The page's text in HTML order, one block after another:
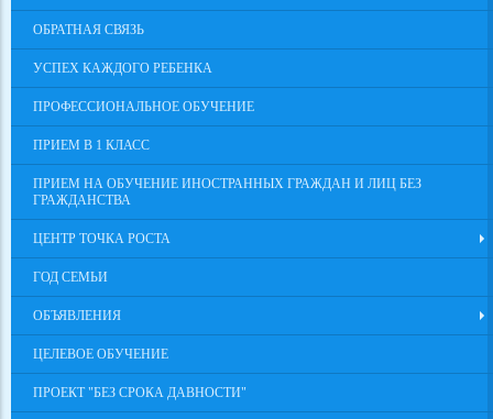
ОБРАТНАЯ СВЯЗЬ
УСПЕХ КАЖДОГО РЕБЕНКА
ПРОФЕССИОНАЛЬНОЕ ОБУЧЕНИЕ
ПРИЕМ В 1 КЛАСС
ПРИЕМ НА ОБУЧЕНИЕ ИНОСТРАННЫХ ГРАЖДАН И ЛИЦ БЕЗ
ГРАЖДАНСТВА
ЦЕНТР ТОЧКА РОСТА
ГОД СЕМЬИ
ОБЪЯВЛЕНИЯ
ЦЕЛЕВОЕ ОБУЧЕНИЕ
ПРОЕКТ "БЕЗ СРОКА ДАВНОСТИ"